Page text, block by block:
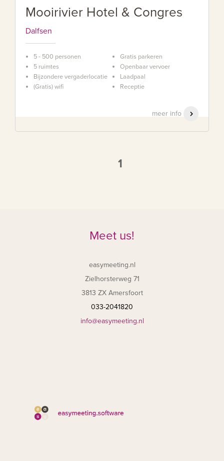
Mooirivier Hotel & Congres
Dalfsen
5 - 500 personen
5 ruimtes
Bijzondere vergaderlocatie
(Gratis) wifi
Gratis parkeren
Openbaar vervoer
Laadpaal
Receptie
meer info
1
Meet us!
easymeeting.nl
Zielhorsterweg 71
3813 ZX Amersfoort
033-2041820
info@easymeeting.nl